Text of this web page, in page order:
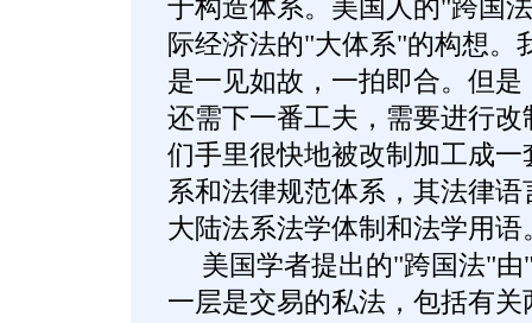
于构造体系。美国人的"跨国
际经济法的"大体系"的构想。
是一见如故，一拍即合。但
还需下一番工夫，需要进行
们手里很快地被改制加工成
系和法律规范体系，其法律
大陆法系法学体制和法学用语
美国学者提出的"跨国法"由
一层是交易的私法，包括有